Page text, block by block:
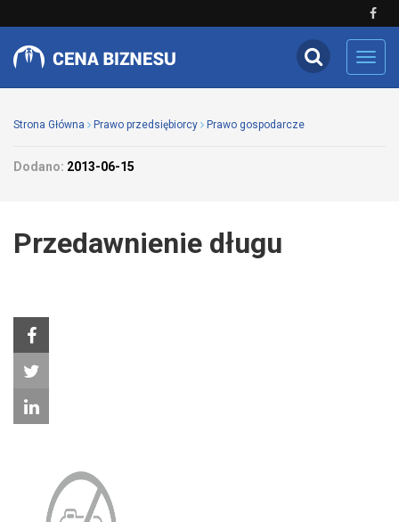
Strona Główna Prawo przedsiębiorcy Prawo gospodarcze
Dodano: 2013-06-15
Przedawnienie długu